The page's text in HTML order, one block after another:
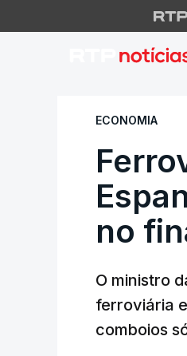
ECONOMIA
no
O ministro
ferroviária
comboios